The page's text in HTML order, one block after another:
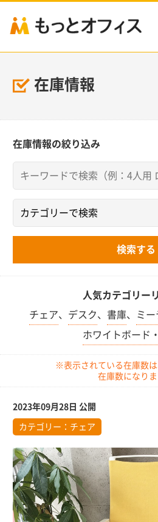
在庫情報
在庫情報の絞り込み
人気カテゴリー
チェア、 デスク、 書庫、 ミ
ホワイトボード
※表示されている在庫数
在庫数になりま
2023年09月28日 公開
カテゴリー： チェア